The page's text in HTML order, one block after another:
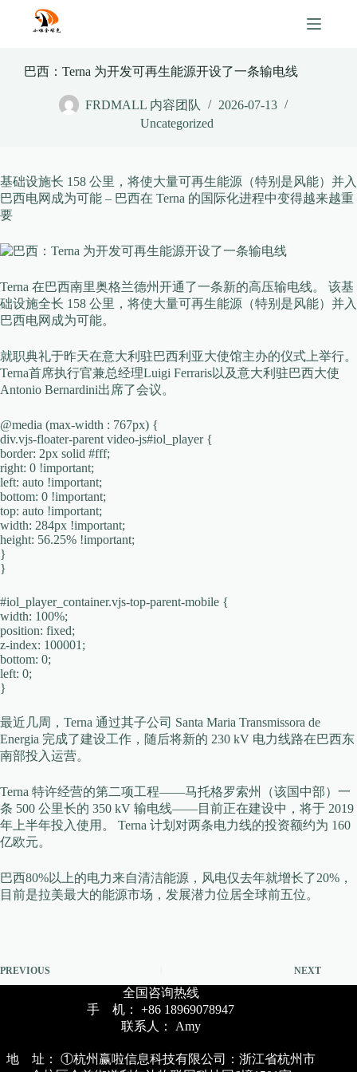
content
巴西：Terna 为开发可再生能源开设了一条输电线
FRDMALL 内容团队
2026-07-13
Uncategorized
基础设施长 158 公里，将使大量可再生能源（特别是风能）并入
巴西电网成为可能 – 巴西在 Terna 的国际化进程中变得越来越重
要
Terna 在巴西南里奥格兰德州开通了一条新的高压输电线。 该基
础设施全长 158 公里，将使大量可再生能源（特别是风能）并入
巴西电网成为可能。
就职典礼于昨天在意大利驻巴西利亚大使馆主办的仪式上举行。
Terna首席执行官兼总经理Luigi Ferraris以及意大利驻巴西大使
Antonio Bernardini出席了会议。
@media (max-width : 767px) {
div.vjs-floater-parent video-js#iol_player {
border: 2px solid #fff;
right: 0 !important;
left: auto !important;
bottom: 0 !important;
top: auto !important;
width: 284px !important;
height: 56.25% !important;
}
}
#iol_player_container.vjs-top-parent-mobile {
width: 100%;
position: fixed;
z-index: 100001;
bottom: 0;
left: 0;
}
最近几周，Terna 通过其子公司 Santa Maria Transmissora de
Energia 完成了建设工作，随后将新的 230 kV 电力线路在巴西东
南部投入运营。
Terna 特许经营的第二项工程——马托格罗索州（该国中部）一
条 500 公里长的 350 kV 输电线——目前正在建设中，将于 2019
年上半年投入使用。 Terna 计划对两条电力线的投资额约为 160
亿欧元。
巴西80%以上的电力来自清洁能源，风电仅去年就增长了20%，
目前是拉美最大的能源市场，发展潜力位居全球前五位。
PREVIOUS NEXT
全国咨询热线
手 机： +86 18969078947
联系人： Amy
地 址： ①杭州赢啦信息科技有限公司：浙江省杭州市